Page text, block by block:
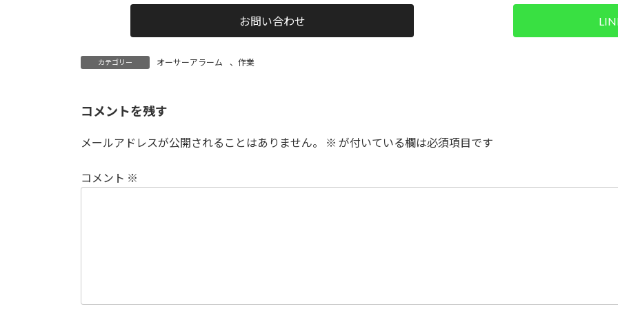
お問い合わせ
カテゴリー オーサーアラーム 、 作業
コメントを残す
メールアドレスが公開されることはありません。 ※ が付いている欄は必須項目です
コメント ※